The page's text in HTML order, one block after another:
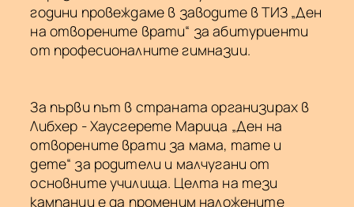
години провеждаме в заводите в ТИЗ „Ден
на отворените врати“ за абитуриенти
от професионалните гимназии.
За първи път в страната организирах в
Либхер - Хаусгерете Марица „Ден на
отворените врати за мама, тате и
дете“ за родители и малчугани от
основните училища. Целта на тези
кампании е да променим наложените